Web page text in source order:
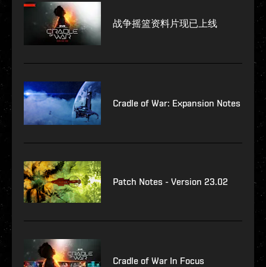
战争摇篮资料片现已上线
Cradle of War: Expansion Notes
Patch Notes - Version 23.02
Cradle of War In Focus